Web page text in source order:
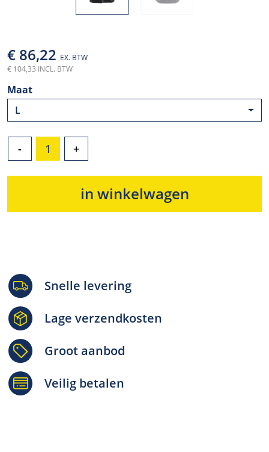
€ 86,22 EX. BTW
€ 104,33 INCL. BTW
Maat
L
- +
in winkelwagen
Snelle levering
Lage verzendkosten
Groot aanbod
Veilig betalen